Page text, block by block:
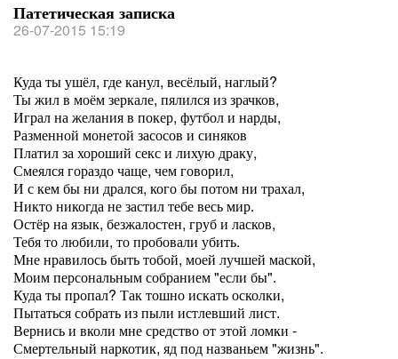
Патетическая записка
26-07-2015 15:19
Куда ты ушёл, где канул, весёлый, наглый?
Ты жил в моём зеркале, пялился из зрачков,
Играл на желания в покер, футбол и нарды,
Разменной монетой засосов и синяков
Платил за хороший секс и лихую драку,
Смеялся гораздо чаще, чем говорил,
И с кем бы ни дрался, кого бы потом ни трахал,
Никто никогда не застил тебе весь мир.
Остёр на язык, безжалостен, груб и ласков,
Тебя то любили, то пробовали убить.
Мне нравилось быть тобой, моей лучшей маской,
Моим персональным собранием "если бы".
Куда ты пропал? Так тошно искать осколки,
Пытаться собрать из пыли истлевший лист.
Вернись и вколи мне средство от этой ломки -
Смертельный наркотик, яд под названьем "жизнь".